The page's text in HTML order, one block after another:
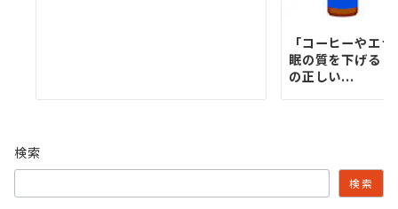
「コーヒーやエ
眠の質を下げる
の正しい...
検索
検索